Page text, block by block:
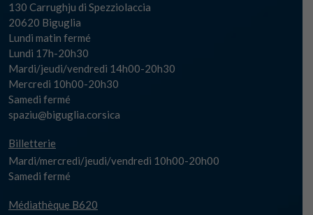
130 Carrughju di Spezziolaccia
20620 Biguglia
Lundi matin fermé
Lundi 17h-20h30
Mardi/jeudi/vendredi 14h00-20h30
Mercredi 10h00-20h30
Samedi fermé
spaziu@biguglia.corsica
Billetterie
Mardi/mercredi/jeudi/vendredi 10h00-20h00
Samedi fermé
Médiathèque B620